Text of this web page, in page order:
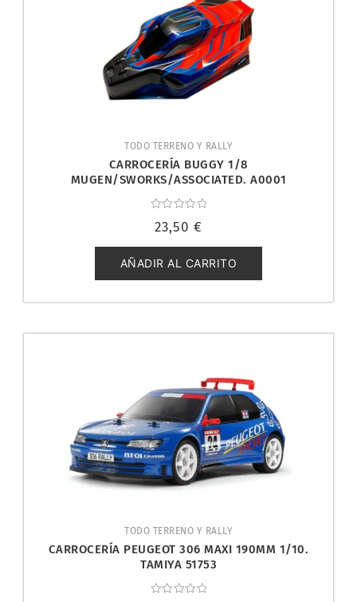
TODO TERRENO Y RALLY
CARROCERÍA BUGGY 1/8
MUGEN/SWORKS/ASSOCIATED. A0001
con
de
5
23,50 €
AÑADIR AL CARRITO
TODO TERRENO Y RALLY
CARROCERÍA PEUGEOT 306 MAXI 190MM 1/10.
TAMIYA 51753